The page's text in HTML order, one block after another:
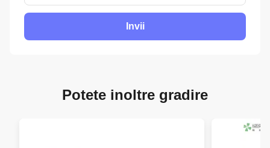
Invii
Potete inoltre gradire